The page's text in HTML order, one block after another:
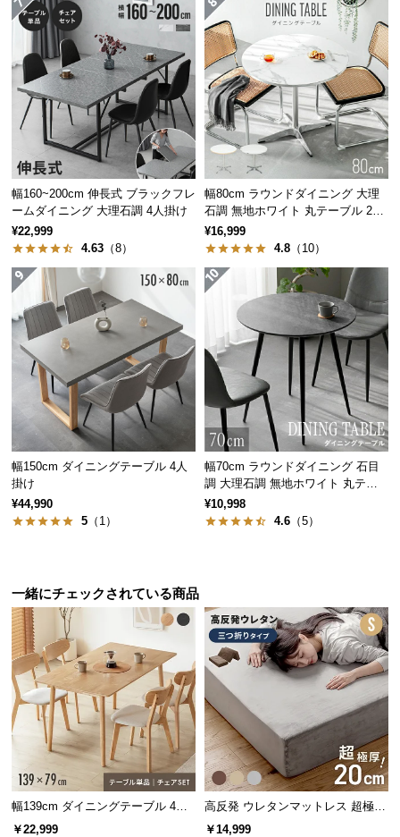
ー
ビ
ス
に
つ
い
て
搬
入
経
路
つ
い
て
返
品・
キ
ャ
ン
セ
に
つ
保
証
に
つ
い
て
員
規
幅160~200cm 伸長式 ブラックフレ
ームダイニング 大理石調 4人掛け
¥22,999
4.63 （8）
幅80cm ラウンドダイニング 大理
石調 無地ホワイト 丸テーブル 2人
掛け
¥16,999
4.8 （10）
幅150cm ダイニングテーブル 4人
掛け
¥44,990
5 （1）
幅70cm ラウンドダイニング 石目
調 大理石調 無地ホワイト 丸テー
ブル 2人掛け
¥10,998
4.6 （5）
一緒にチェックされている商品
幅139cm ダイニングテーブル 4人
掛け
￥22,999
高反発 ウレタンマットレス 超極厚
20cm 三つ折りタイプ [S]
￥14,999